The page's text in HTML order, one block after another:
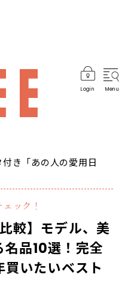
Login Menu
き「あの人の愛用日
ック！
較】モデル、美
品10選！完全
いたいベスト